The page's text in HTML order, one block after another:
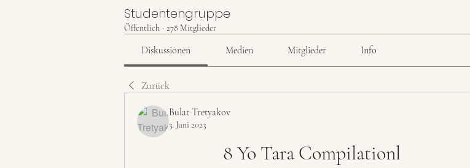
Studentengruppe
Öffentlich · 278 Mitglieder
Diskussionen Medien Mitglieder Info
Zurück
Bulat Tretyakov
3. Juni 2023
8 Yo Tara Compilationl